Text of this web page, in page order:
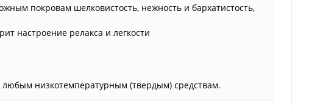
покровам шелковистость, нежность и бархатистость,
настроение релакса и легкости
любым низкотемпературным (твердым) средствам.